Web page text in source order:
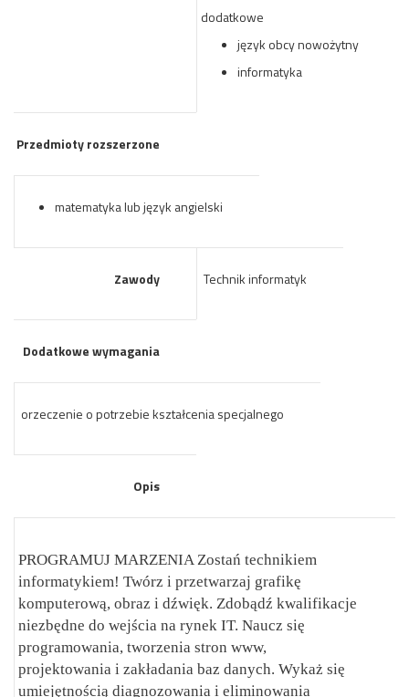
dodatkowe
język obcy nowożytny
informatyka
Przedmioty rozszerzone
matematyka lub język angielski
Zawody Technik informatyk
Dodatkowe wymagania
orzeczenie o potrzebie kształcenia specjalnego
Opis
PROGRAMUJ MARZENIA Zostań technikiem
informatykiem! Twórz i przetwarzaj grafikę
komputerową, obraz i dźwięk. Zdobądź kwalifikacje
niezbędne do wejścia na rynek IT. Naucz się
programowania, tworzenia stron www,
projektowania i zakładania baz danych. Wykaż się
umiejętnością diagnozowania i eliminowania